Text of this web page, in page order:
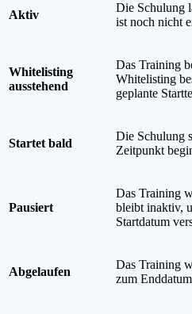
Aktiv
Die Schulung
ist noch nicht
Whitelisting
ausstehend
Das Training
Whitelisting
geplante
Startet bald
Die Schulung
Zeitpunkt
Pausiert
Das Training
bleibt inaktiv,
Startdatum
Abgelaufen
Das Training
zum